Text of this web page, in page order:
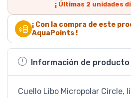
¡ Últimas 2 unidades
¡ Con la compra de este
AquaPoints !
Información de producto
Cuello Libo Micropolar Circle,